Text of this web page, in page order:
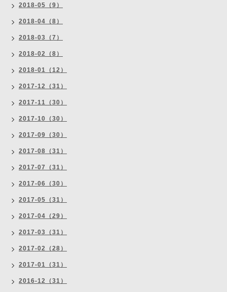
2018-05（9）
2018-04（8）
2018-03（7）
2018-02（8）
2018-01（12）
2017-12（31）
2017-11（30）
2017-10（30）
2017-09（30）
2017-08（31）
2017-07（31）
2017-06（30）
2017-05（31）
2017-04（29）
2017-03（31）
2017-02（28）
2017-01（31）
2016-12（31）